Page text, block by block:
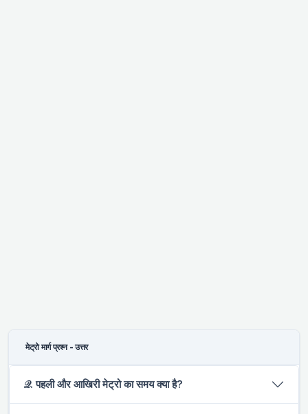
मेट्रो मार्ग प्रश्न - उत्तर
𝒬. पहली और आखिरी मेट्रो का समय क्या है?